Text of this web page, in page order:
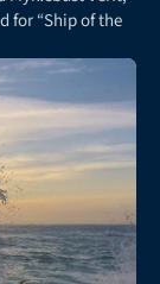
for “Ship of the